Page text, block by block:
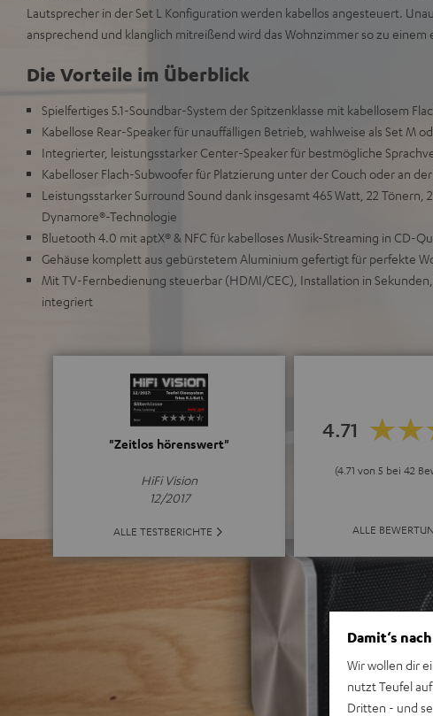
Lautsprecher in der Set L Konfiguration werden kabellos angesteuert.
ansprechend und klanglich mitreißend wird das Wohnzimmer so zu
Die Vorteile im Überblick
Spielfertiges 5.1-Soundbar-System der Spitzenklasse mit kabellosem
Kabellose Rear-Speaker für unauffälligen Betrieb, wahlweise als Set M
Integrierter, leistungsstarker Center-Speaker für bestmögliche
Kabelloser Flach-Subwoofer für Platzierung unter der Couch oder an
Leistungsstarker Surround Sound dank insgesamt 465 Watt, 22 Tönern,
Dynamore®-Technologie
Bluetooth 4.0 mit aptX® & NFC für kabelloses Musik-Streaming in CD-
Gehäuse komplett aus gebürstetem Aluminium gefertigt für perfekte
Mit TV-Fernbedienung steuerbar (HDMI/CEC), Installation in
integriert
"Zeitlos hörenswert"
HiFi Vision
12/2017
ALLE TESTBERICHTE
4.71
(4.71 von 5 bei 42
ALLE
Damit‘s
Wir wollen dir
nutzt Teufel
Dritten - und